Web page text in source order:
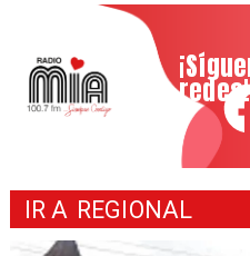
redes!
IR A REGIONAL